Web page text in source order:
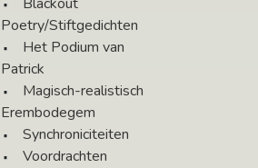
Poetry/Stiftgedichten
Het Podium van
Patrick
Magisch-realistisch
Erembodegem
Synchroniciteiten
Voordrachten